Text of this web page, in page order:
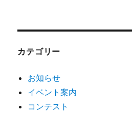
カテゴリー
お知らせ
イベント案内
コンテスト